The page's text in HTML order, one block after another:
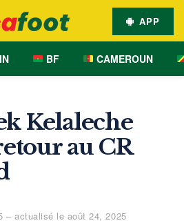
APP
BF CAMEROUN
Kelaleche
au CR
– actualisé le août 24, 2025